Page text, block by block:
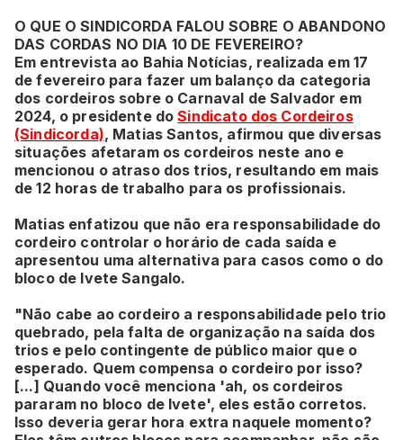
O QUE O SINDICORDA FALOU SOBRE O ABANDONO
DAS CORDAS NO DIA 10 DE FEVEREIRO?
Em entrevista ao Bahia Notícias, realizada em 17
de fevereiro para fazer um balanço da categoria
dos cordeiros sobre o Carnaval de Salvador em
2024, o presidente doSindicato dos Cordeiros
(Sindicorda), Matias Santos, afirmou que diversas
situações afetaram os cordeiros neste ano e
mencionou o atraso dos trios, resultando em mais
de 12 horas de trabalho para os profissionais.
Matias enfatizou que não era responsabilidade do
cordeiro controlar o horário de cada saída e
apresentou uma alternativa para casos como o do
bloco de Ivete Sangalo.
"Não cabe ao cordeiro a responsabilidade pelo trio
quebrado, pela falta de organização na saída dos
trios e pelo contingente de público maior que o
esperado. Quem compensa o cordeiro por isso?
[...] Quando você menciona 'ah, os cordeiros
pararam no bloco de Ivete', eles estão corretos.
Isso deveria gerar hora extra naquele momento?